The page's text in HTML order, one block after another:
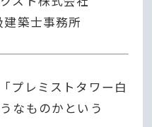
築士事務所
プレミストタワー白
なものかという